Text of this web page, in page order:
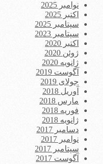
نوامبر 2025
اکتبر 2025
سپتامبر 2025
سپتامبر 2023
اکتبر 2020
ژوئن 2020
ژانویه 2020
آگوست 2019
جولای 2019
آوریل 2018
مارس 2018
فوریه 2018
ژانویه 2018
دسامبر 2017
نوامبر 2017
سپتامبر 2017
آگوست 2017